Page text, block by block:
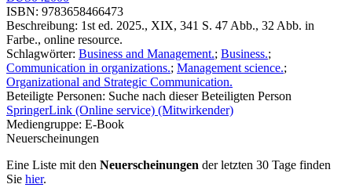
ISBN: 9783658466473
Beschreibung: 1st ed. 2025., XIX, 341 S. 47 Abb., 32 Abb. in
Farbe., online resource.
Schlagwörter: Business and Management.; Business.;
Communication in organizations.; Management science.;
Organizational and Strategic Communication.
Beteiligte Personen: Suche nach dieser Beteiligten Person
SpringerLink (Online service) (Mitwirkender)
Mediengruppe: E-Book
Neuerscheinungen
Eine Liste mit den Neuerscheinungen der letzten 30 Tage finden
Sie hier.